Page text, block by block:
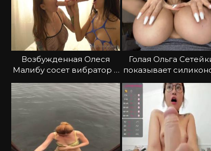
Возбужденная Олеся
Малибу сосет вибратор с
подругой
Голая Ольга
показывает
сиськи